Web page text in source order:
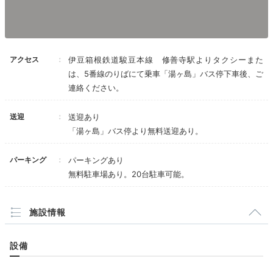
+2
Room
ほっこり落ち着く
露天風呂付客室へ
アクセス
伊豆箱根鉄道駿豆本線 修善寺駅よりタクシーまた
は、5番線のりばにて乗車「湯ヶ島」バス停下車後、ご
連絡ください。
送迎
送迎あり
「湯ヶ島」バス停より無料送迎あり。
パーキング
パーキングあり
無料駐車場あり。20台駐車可能。
施設情報
設備